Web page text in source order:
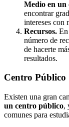
Medio en
encontrar
intereses con
Recursos. En
número de
de hacerte
resultados.
Centro Público
Existen una gran
un centro público,
comunes para